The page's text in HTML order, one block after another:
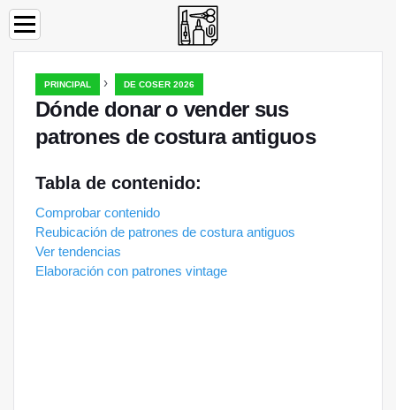
PRINCIPAL › DE COSER 2026
Dónde donar o vender sus
patrones de costura antiguos
Tabla de contenido:
Comprobar contenido
Reubicación de patrones de costura antiguos
Ver tendencias
Elaboración con patrones vintage